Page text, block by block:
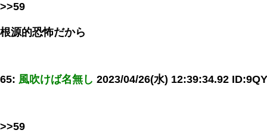
>>59
根源的恐怖だから
65: 風吹けば名無し 2023/04/26(水) 12:39:34.92
>>59